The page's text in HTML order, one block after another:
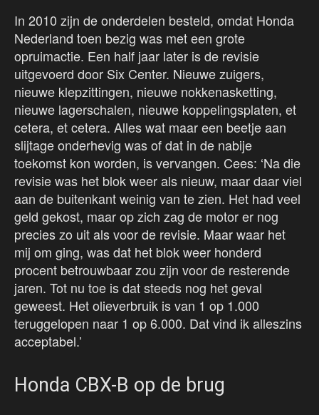
In 2010 zijn de onderdelen besteld, omdat Honda
Nederland toen bezig was met een grote
opruimactie. Een half jaar later is de revisie
uitgevoerd door Six Center. Nieuwe zuigers,
nieuwe klepzittingen, nieuwe nokkenasketting,
nieuwe lagerschalen, nieuwe koppelingsplaten, et
cetera, et cetera. Alles wat maar een beetje aan
slijtage onderhevig was of dat in de nabije
toekomst kon worden, is vervangen. Cees: ‘Na die
revisie was het blok weer als nieuw, maar daar viel
aan de buitenkant weinig van te zien. Het had veel
geld gekost, maar op zich zag de motor er nog
precies zo uit als voor de revisie. Maar waar het
mij om ging, was dat het blok weer honderd
procent betrouwbaar zou zijn voor de resterende
jaren. Tot nu toe is dat steeds nog het geval
geweest. Het olieverbruik is van 1 op 1.000
teruggelopen naar 1 op 6.000. Dat vind ik alleszins
acceptabel.’
Honda CBX-B op de brug